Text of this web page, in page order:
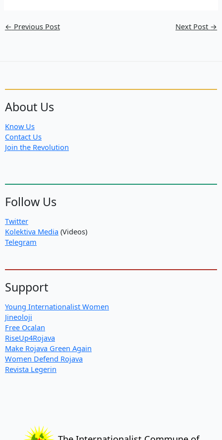
← Previous Post Next Post →
About Us
Know Us
Contact Us
Join the Revolution
Follow Us
Twitter
Kolektiva Media (Videos)
Telegram
Support
Young Internationalist Women
Jineoloji
Free Ocalan
RiseUp4Rojava
Make Rojava Green Again
Women Defend Rojava
Revista Legerin